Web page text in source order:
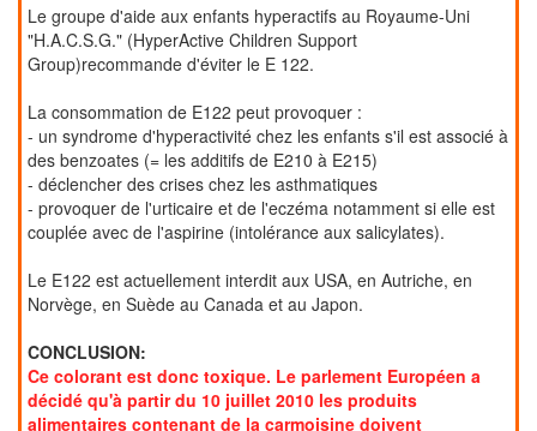
Le groupe d'aide aux enfants hyperactifs au Royaume-Uni
"H.A.C.S.G." (HyperActive Children Support
Group)recommande d'éviter le E 122.
La consommation de E122 peut provoquer :
- un syndrome d'hyperactivité chez les enfants s'il est associé à
des benzoates (= les additifs de E210 à E215)
- déclencher des crises chez les asthmatiques
- provoquer de l'urticaire et de l'eczéma notamment si elle est
couplée avec de l'aspirine (intolérance aux salicylates).
Le E122 est actuellement interdit aux USA, en Autriche, en
Norvège, en Suède au Canada et au Japon.
CONCLUSION:
Ce colorant est donc toxique. Le parlement Européen a
décidé qu'à partir du 10 juillet 2010 les produits
alimentaires contenant de la carmoisine doivent